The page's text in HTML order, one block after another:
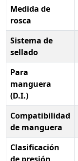
Medida de
rosca
Sistema de
sellado
Para
manguera
(D.I.)
Compatibilidad
de manguera
Clasificación